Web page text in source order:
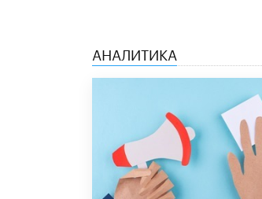
АНАЛИТИКА